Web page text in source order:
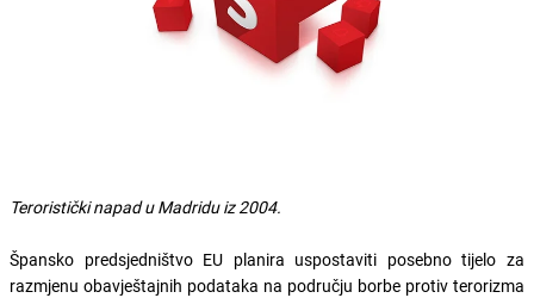
Teroristički napad u Madridu iz 2004.
Špansko predsjedništvo EU planira uspostaviti posebno tijelo za
razmjenu obavještajnih podataka na području borbe protiv terorizma